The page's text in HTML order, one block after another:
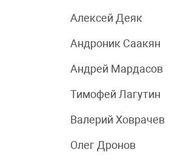
Алексей Деяк
Андроник Саакян
Андрей Мардасов
Тимофей Лагутин
Валерий Ховрачев
Олег Дронов